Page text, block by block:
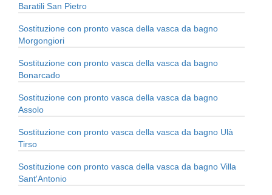
Baratili San Pietro
Sostituzione con pronto vasca della vasca da bagno
Morgongiori
Sostituzione con pronto vasca della vasca da bagno
Bonarcado
Sostituzione con pronto vasca della vasca da bagno
Assolo
Sostituzione con pronto vasca della vasca da bagno Ulà
Tirso
Sostituzione con pronto vasca della vasca da bagno Villa
Sant'Antonio